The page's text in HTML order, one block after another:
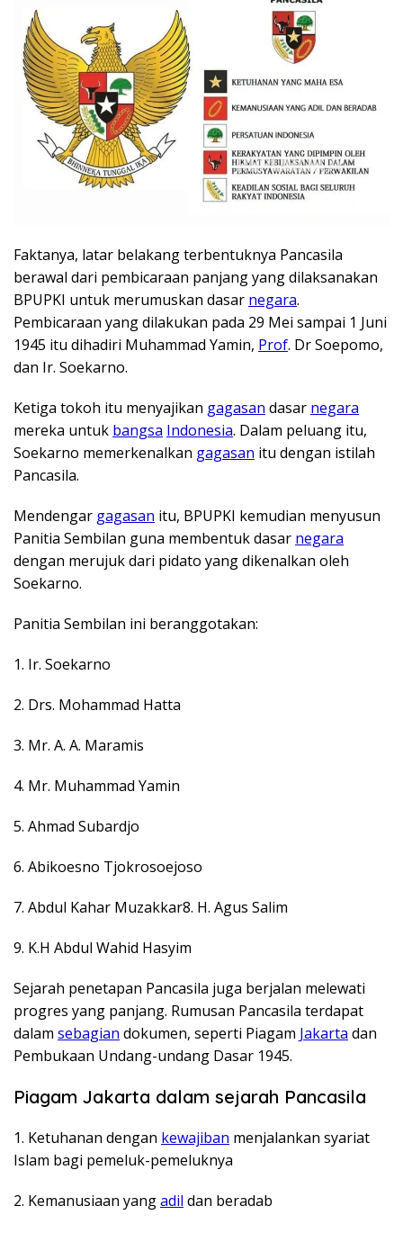
Faktanya, latar belakang terbentuknya Pancasila
berawal dari pembicaraan panjang yang dilaksanakan
BPUPKI untuk merumuskan dasar negara.
Pembicaraan yang dilakukan pada 29 Mei sampai 1 Juni
1945 itu dihadiri Muhammad Yamin, Prof. Dr Soepomo,
dan Ir. Soekarno.
Ketiga tokoh itu menyajikan gagasan dasar negara
mereka untuk bangsa Indonesia. Dalam peluang itu,
Soekarno memerkenalkan gagasan itu dengan istilah
Pancasila.
Mendengar gagasan itu, BPUPKI kemudian menyusun
Panitia Sembilan guna membentuk dasar negara
dengan merujuk dari pidato yang dikenalkan oleh
Soekarno.
Panitia Sembilan ini beranggotakan:
1. Ir. Soekarno
2. Drs. Mohammad Hatta
3. Mr. A. A. Maramis
4. Mr. Muhammad Yamin
5. Ahmad Subardjo
6. Abikoesno Tjokrosoejoso
7. Abdul Kahar Muzakkar8. H. Agus Salim
9. K.H Abdul Wahid Hasyim
Sejarah penetapan Pancasila juga berjalan melewati
progres yang panjang. Rumusan Pancasila terdapat
dalam sebagian dokumen, seperti Piagam Jakarta dan
Pembukaan Undang-undang Dasar 1945.
Piagam Jakarta dalam sejarah Pancasila
1. Ketuhanan dengan kewajiban menjalankan syariat
Islam bagi pemeluk-pemeluknya
2. Kemanusiaan yangadil dan beradab